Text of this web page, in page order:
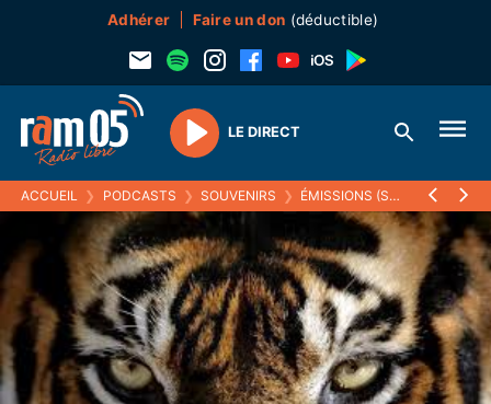
Adhérer Faire un don (déductible)
Play
LE DIRECT
ACCUEIL ❯ PODCASTS ❯ SOUVENIRS ❯ ÉMISSIONS (SOUVENIRS) ❯